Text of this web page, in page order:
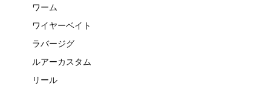
ワーム
ワイヤーベイト
ラバージグ
ルアーカスタム
リール